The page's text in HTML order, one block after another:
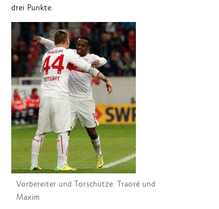
drei Punkte.
Vorbereiter und Torschütze: Traoré und
Maxim